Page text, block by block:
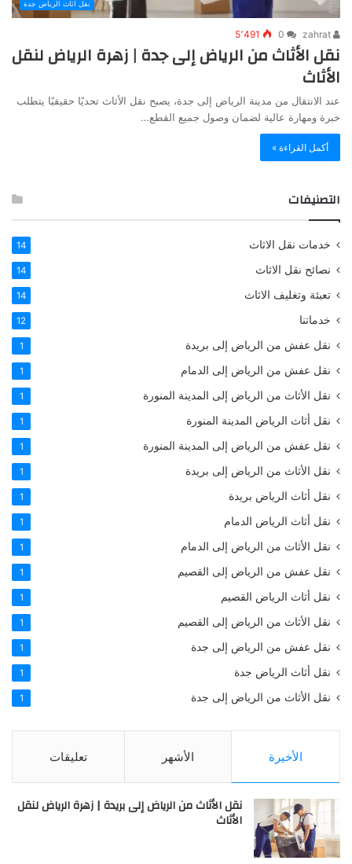
نقل أثاث الرياض جدة
0 5٬491
نقل الأثاث من الرياض إلى جدة | زهرة الرياض لنقل
الأثاث
عند الانتقال من مدينة الرياض إلى جدة، يصبح نقل الأثاث تحديًا حقيقيًا يتطلب
خبرة ومهارة عالية لضمان وصول جميع القطع…
أكمل القراءة »
التصنيفات
خدمات نقل الاثاث 14
نصائح نقل الاثاث 14
تعبئة وتغليف الاثاث 14
خدماتنا 12
نقل عفش من الرياض إلى بريدة 1
نقل عفش من الرياض إلى الدمام 1
نقل الأثاث من الرياض إلى المدينة المنورة 1
نقل أثاث الرياض المدينة المنورة 1
نقل عفش من الرياض إلى المدينة المنورة 1
نقل الأثاث من الرياض إلى بريدة 1
نقل أثاث الرياض بريدة 1
نقل أثاث الرياض الدمام 1
نقل الأثاث من الرياض إلى الدمام 1
نقل عفش من الرياض إلى القصيم 1
نقل أثاث الرياض القصيم 1
نقل الأثاث من الرياض إلى القصيم 1
نقل عفش من الرياض إلى جدة 1
نقل أثاث الرياض جدة 1
نقل الأثاث من الرياض إلى جدة 1
الأخيرة الأشهر تعليقات
نقل الأثاث من الرياض إلى بريدة | زهرة الرياض لنقل
الأثاث